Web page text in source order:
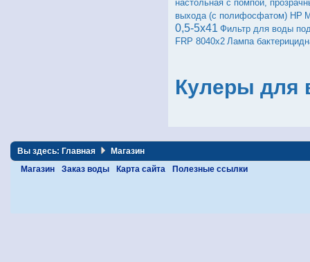
настольная с помпой,
выхода (c полифосфатом) HP
0,5-5x41 Фильтр для воды
FRP 8040х2 Лампа
Кулеры для
Вы здесь: Главная
Магазин
Магазин
Заказ воды Карта сайта Полезные ссылки